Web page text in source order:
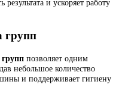
и ускоряет работу
групп
позволяет одним
небольшое количество
и поддерживает гигиену